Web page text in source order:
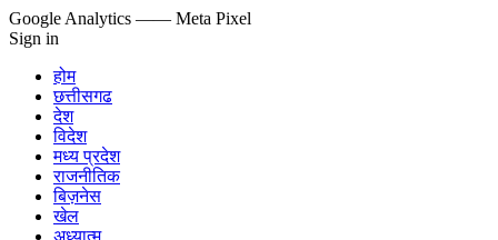
Google Analytics —— Meta Pixel
Sign in
होम
छत्तीसगढ
देश
विदेश
मध्य प्रदेश
राजनीतिक
बिज़नेस
खेल
अध्यात्म